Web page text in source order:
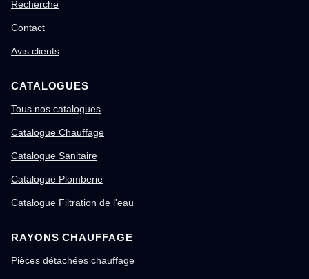
Recherche
Contact
Avis clients
CATALOGUES
Tous nos catalogues
Catalogue Chauffage
Catalogue Sanitaire
Catalogue Plomberie
Catalogue Filtration de l'eau
RAYONS CHAUFFAGE
Pièces détachées chauffage